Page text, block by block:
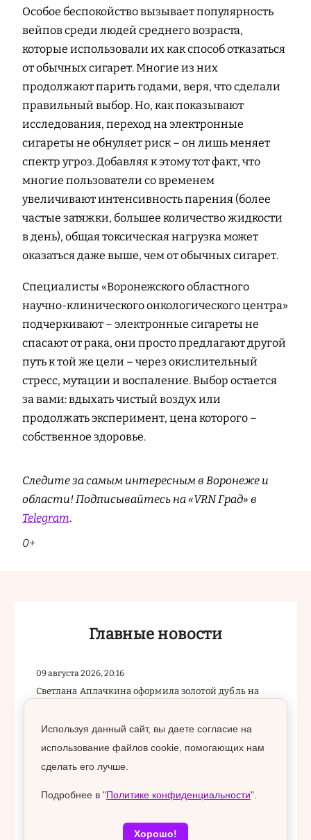
Особое беспокойство вызывает популярность
вейпов среди людей среднего возраста,
которые использовали их как способ отказаться
от обычных сигарет. Многие из них
продолжают парить годами, веря, что сделали
правильный выбор. Но, как показывают
исследования, переход на электронные
сигареты не обнуляет риск – он лишь меняет
спектр угроз. Добавляя к этому тот факт, что
многие пользователи со временем
увеличивают интенсивность парения (более
частые затяжки, большее количество жидкости
в день), общая токсическая нагрузка может
оказаться даже выше, чем от обычных сигарет.
Специалисты «Воронежского областного
научно-клинического онкологического центра»
подчеркивают – электронные сигареты не
спасают от рака, они просто предлагают другой
путь к той же цели – через окислительный
стресс, мутации и воспаление. Выбор остается
за вами: вдыхать чистый воздух или
продолжать эксперимент, цена которого –
собственное здоровье.
Следите за самым интересным в Воронеже и
области! Подписывайтесь на «VRN Град» в
Telegram.
0+
Главные новости
09 августа 2026, 20:16
Светлана Аплачкина оформила золотой дубль на
командном чемпионате России в Краснодаре
09 августа 2026, 15:47
В Коминтерновском районе Воронежа на два
месяца перекроют участок Ясного проезда
09 августа 2026, 13:01
модернизацию школ в Воронежской области
Используя данный сайт, вы даете согласие на
использование файлов cookie, помогающих нам
сделать его лучше.
Подробнее в "Политике конфиденциальности".
Хорошо!